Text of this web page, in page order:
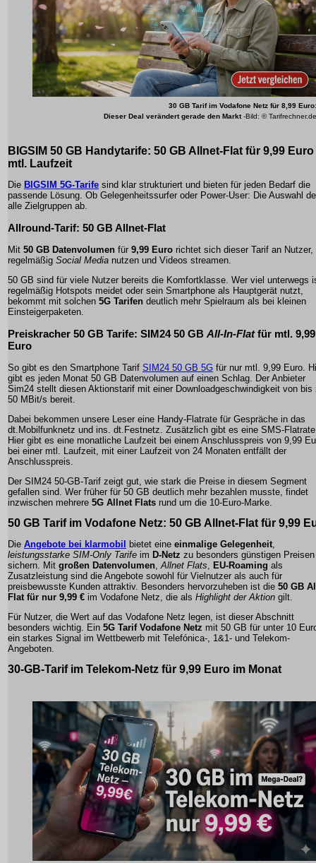
30 GB Tarif im Vodafone Netz für 8,99 Euro:
Dieser Deal verändert gerade den Markt-Bild: © Tarifrechner.de
BIGSIM 50 GB Handytarife: 50 GB Allnet-Flat für 9,99
mtl. Laufzeit
Die BIGSIM 5G-Tarife sind klar strukturiert und bieten für jeden Bedarf die
passende Lösung. Ob Gelegenheitssurfer oder Power-User: Die Auswahl
alle Zielgruppen ab.
Allround-Tarif: 50 GB Allnet-Flat
Mit 50 GB Datenvolumen für 9,99 Euro richtet sich dieser Tarif an Nutzer,
regelmäßig Social Media nutzen und Videos streamen
50 GB sind für viele Nutzer bereits die Komfortklasse. Wer viel unterwegs
regelmäßig Hotspots meidet oder sein Smartphone als Hauptgerät nutzt,
bekommt mit solchen 5G Tarifen deutlich mehr Spielraum als bei kleinen
Einsteigerpaketen.
Preiskracher 50 GB Tarife: SIM24 50 GB All-In-Flatfür mtl. 9,99
Euro
So gibt es den Smartphone Tarif SIM24 50 GB 5G für nur mtl. 9,99 Euro.
gibt es jeden Monat 50 GB Datenvolumen auf einen Schlag. Der Anbieter
Sim24 stellt diesen Aktionstarif mit einer Downloadgeschwindigkeit von bis
50 MBit/s bereit.
Dabei bekommen unsere Leser eine Handy-Flatrate für Gespräche in das
dt.Mobilfunknetz und ins. dt.Festnetz. Zusätzlich gibt es eine SMS-
Hier gibt es eine monatliche Laufzeit bei einem Anschlusspreis von 9,99
bei einer mtl. Laufzeit, mit einer Laufzeit von 24 Monaten entfällt der
Anschlusspreis.
Der SIM24 50-GB-Tarif zeigt gut, wie stark die Preise in diesem Segment
gefallen sind. Wer früher für 50 GB deutlich mehr bezahlen musste, findet
inzwischen mehrere 5G Allnet Flats rund um die 10-Euro-Marke.
50 GB Tarif im Vodafone Netz: 50 GB Allnet-Flat für 9,99
Die Angebote bei klarmobil bietet eine einmalige Gelegenheit,
leistungsstarke SIM-Only Tarife im D-Netz zu besonders günstigen
sichern. Mit großen Datenvolumen,Allnet Flats, EU-Roaming als
Zusatzleistung sind die Angebote sowohl für Vielnutzer als auch für
preisbewusste Kunden attraktiv. Besonders hervorzuheben ist die 50 GB
Flat für nur 9,99 € im Vodafone Netz, die als Highlight der Aktion gilt.
Für Nutzer, die Wert auf das Vodafone Netz legen, ist dieser Abschnitt
besonders wichtig. Ein 5G Tarif Vodafone Netz mit 50 GB für unter 10
ein starkes Signal im Wettbewerb mit Telefónica-, 1&1- und Telekom-
Angeboten.
30-GB-Tarif im Telekom-Netz für 9,99 Euro im Monat